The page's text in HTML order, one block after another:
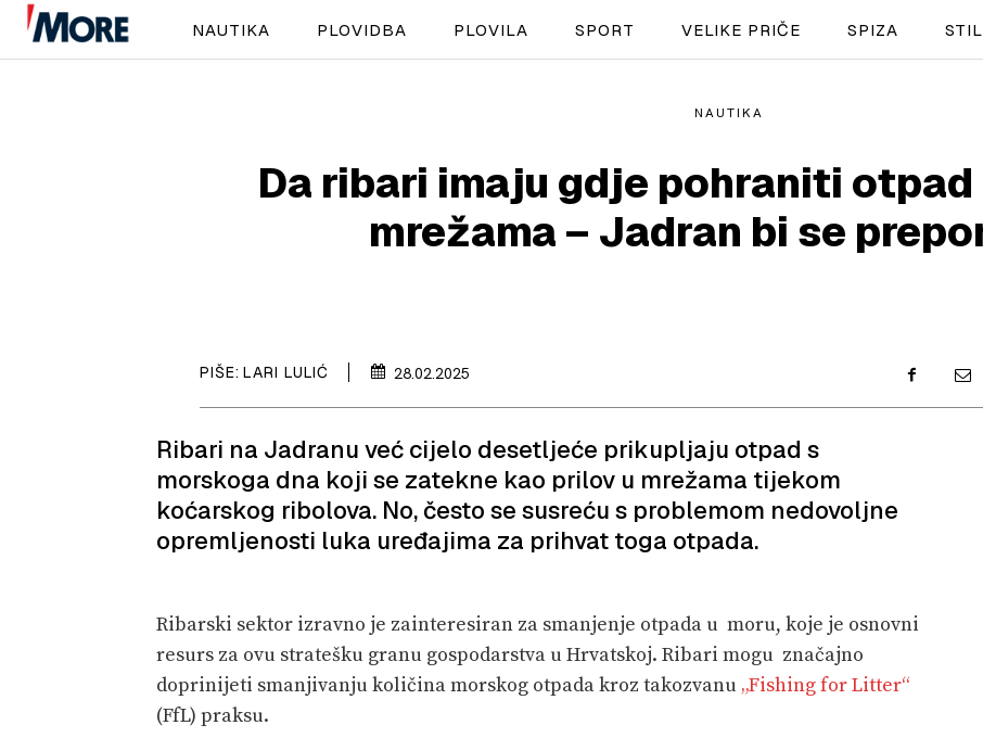
SPORT
PLOVILA
VELIKE PRIČE
SHOP
NAUTIKA PLOVIDBA PLOVILA SPORT VELIKE PRIČE SPIZA STIL
NAUTIKA
Da ribari imaju gdje pohraniti
mrežama – Jadran bi se
PIŠE: LARI LULIĆ 28.02.2025
Ribari na Jadranu već cijelo desetljeće prikupljaju otpad s
morskoga dna koji se zatekne kao prilov u mrežama tijekom
koćarskog ribolova. No, često se susreću s problemom nedovoljne
opremljenosti luka uređajima za prihvat toga otpada.
Ribarski sektor izravno je zainteresiran za smanjenje otpada u moru, koje je osnovni
resurs za ovu stratešku granu gospodarstva u Hrvatskoj. Ribari mogu značajno
doprinijeti smanjivanju količina morskog otpada kroz takozvanu „Fishing for Litter“
(FfL) praksu.